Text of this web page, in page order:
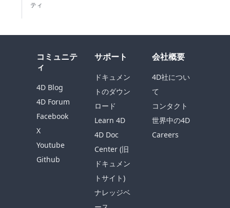
ティ
コミュニテ
ィ
4D Blog
4D Forum
Facebook
X
Youtube
Github
サポート
ドキュメン
トのダウン
ロード
Learn 4D
4D Doc
Center (旧
ドキュメン
トサイト)
ナレッジベ
会社概要
4D社につい
て
コンタクト
世界中の4D
Careers